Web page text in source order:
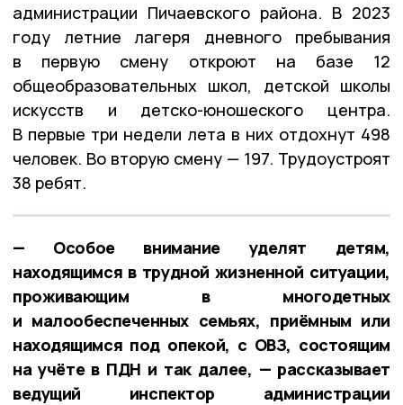
администрации Пичаевского района. В 2023
году летние лагеря дневного пребывания
в первую смену откроют на базе 12
общеобразовательных школ, детской школы
искусств и детско-юношеского центра.
В первые три недели лета в них отдохнут 498
человек. Во вторую смену — 197. Трудоустроят
38 ребят.
— Особое внимание уделят детям,
находящимся в трудной жизненной ситуации,
проживающим в многодетных
и малообеспеченных семьях, приёмным или
находящимся под опекой, с ОВЗ, состоящим
на учёте в ПДН и так далее, — рассказывает
ведущий инспектор администрации